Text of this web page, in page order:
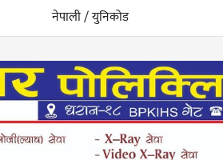
नेपाली / युनिकोड